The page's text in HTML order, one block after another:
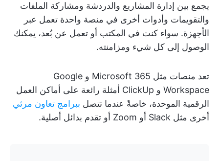
يجمع بين إدارة المشاريع والدردشة ومشاركة الملفات
والتقويمات وأدوات أخرى في منصة واحدة تعمل عبر
الأجهزة. سواء كنت في المكتب أو تعمل عن بُعد، يمكنك
الوصول إلى كل شيء ومزامنته.
تعد منصات مثل Microsoft 365 و Google
Workspace و ClickUp أمثلة رائعة على أماكن العمل
الرقمية الموحدة، خاصةً عندما تتصل ببرامج تعاون مرئي
أخرى مثل Slack أو Zoom أو تقدم بدائل أصلية.